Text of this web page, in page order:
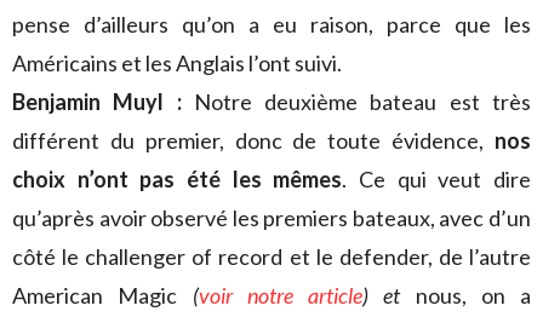
pense d’ailleurs qu’on a eu raison, parce que les
Américains et les Anglais l’ont suivi.
Benjamin Muyl :Notre deuxième bateau est très
différent du premier, donc de toute évidence, nos
choix n’ont pas été les mêmes. Ce qui veut dire
qu’après avoir observé les premiers bateaux, avec d’un
côté le challenger of record et le defender, de l’autre
American Magic (voir notre article) et nous, on a